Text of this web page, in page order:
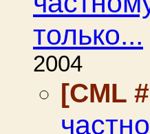
только...
2004
[CML